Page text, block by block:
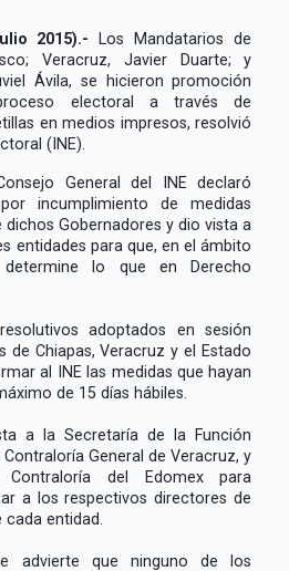
2015).-Los Mandatarios de
Veracruz, Javier Duarte; y
Ávila, se hicieron promoción
electoral a través de
en medios impresos, resolvió
(INE).
General del INE declaró
incumplimiento de medidas
Gobernadores y dio vista a
entidades para que, en el ámbito
lo que en Derecho
adoptados en sesión
de Chiapas, Veracruz y el Estado
al INE las medidas que hayan
de 15 días hábiles.
a la Secretaría de la Función
General de Veracruz, y
del Edomex para
a los respectivos directores de
entidad.
advierte que ninguno de los